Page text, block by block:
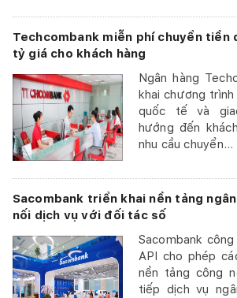
Techcombank miễn phí chuyển tiền
tỷ giá cho khách hàng
Ngân hàng
khai chương
quốc tế và
hướng đến
nhu cầu chuyển...
Sacombank triển khai nền tảng
nối dịch vụ với đối tác số
Sacombank
API cho phép
nền tảng công
tiếp dịch vụ